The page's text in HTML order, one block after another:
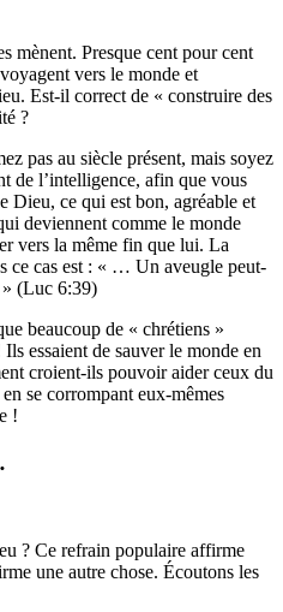
mènent. Presque cent pour cent
vers le monde et
Est-il correct de « construire des
?
pas au siècle présent, mais soyez
de l’intelligence, afin que vous
Dieu, ce qui est bon, agréable et
deviennent comme le monde
vers la même fin que lui. La
ce cas est : « … Un aveugle peut-
(Luc 6:39)
beaucoup de « chrétiens »
essaient de sauver le monde en
croient-ils pouvoir aider ceux du
se corrompant eux-mêmes
!
? Ce refrain populaire affirme
une autre chose. Écoutons les